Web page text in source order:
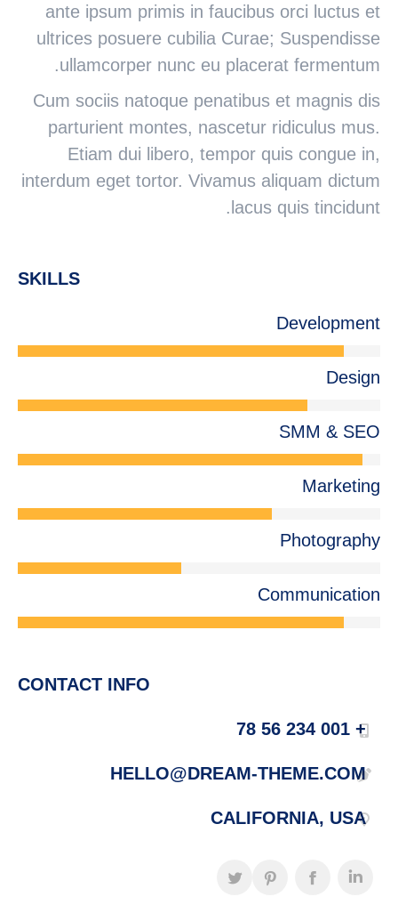
ante ipsum primis in faucibus orci luctus et
ultrices posuere cubilia Curae; Suspendisse
ullamcorper nunc eu placerat fermentum.
Cum sociis natoque penatibus et magnis dis
parturient montes, nascetur ridiculus mus.
Etiam dui libero, tempor quis congue in,
interdum eget tortor. Vivamus aliquam dictum
lacus quis tincidunt.
SKILLS
Development
Design
SMM & SEO
Marketing
Photography
Communication
CONTACT INFO
+ 001 234 56 78
HELLO@DREAM-THEME.COM
CALIFORNIA, USA